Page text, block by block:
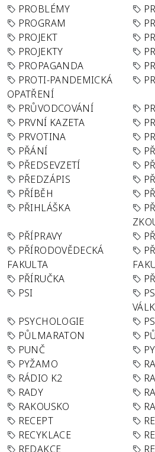
PROBLÉMY
PROGRAM
PROJEKT
PROJEKTY
PROPAGANDA
PROTI-PANDEMICKÁ
OPATŘENÍ
PRŮVODCOVÁNÍ
PRVNÍ KAZETA
PRVOTINA
PŘÁNÍ
PŘEDSEVZETÍ
PŘEDZÁPIS
PŘÍBĚH
PŘIHLÁŠKA
PŘÍPRAVY
PŘÍRODOVĚDECKÁ
FAKULTA
PŘÍRUČKA
PSI
PSYCHOLOGIE
PŮLMARATON
PUNČ
PYŽAMO
RÁDIO K2
RADY
RAKOUSKO
RECEPT
RECYKLACE
REDAKCE